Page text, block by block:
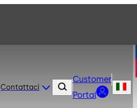
Contattaci
Customer
Portal